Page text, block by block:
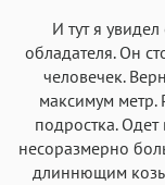
И тут я увидел
обладателя. Он
человечек.
максимум метр.
подростка.
несоразмерно
длиннющим